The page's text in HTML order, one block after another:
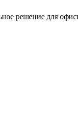
решение для